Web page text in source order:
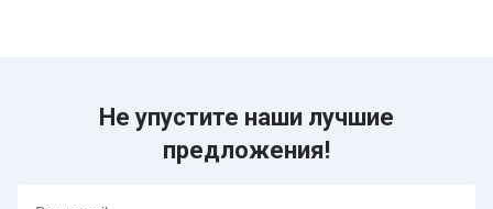
Не упустите наши лучшие
предложения!